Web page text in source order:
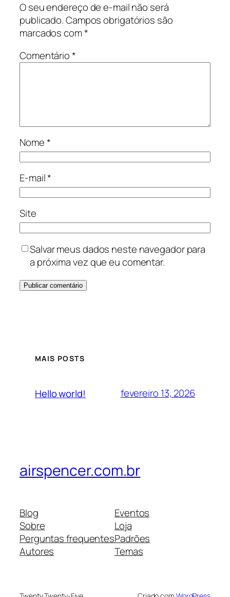
O seu endereço de e-mail não será
publicado.Campos obrigatórios são
marcados com*
Comentário*
Nome*
E-mail*
Site
Salvar meus dados neste navegador para
a próxima vez que eu comentar.
MAIS POSTS
Hello world! fevereiro 13, 2026
airspencer.com.br
Blog
Sobre
Perguntas frequentes
Autores
Eventos
Loja
Padrões
Temas